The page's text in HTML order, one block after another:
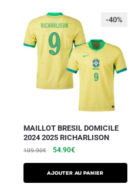
-40%
MAILLOT BRESIL DOMICILE
2024 2025 RICHARLISON
109.90€ 54.90€
AJOUTER AU PANIER